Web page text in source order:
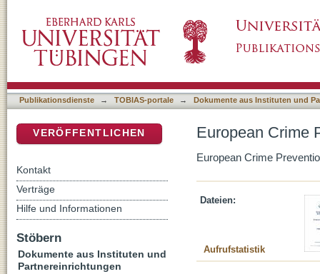
Publikationsdienste → TOBIAS-portale → Dokumente aus Instituten und
European Crime
European Crime
Dateien:
Aufrufstatistik
VERÖFFENTLICHEN
Kontakt
Verträge
Hilfe und Informationen
Stöbern
Dokumente aus Instituten und
Partnereinrichtungen